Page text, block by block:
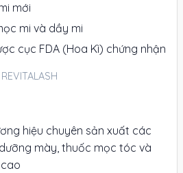
mới
mi và dầy mi
cục FDA (Hoa Kì) chứng nhận
REVITALASH
hiệu chuyên sản xuất các
mày, thuốc mọc tóc và